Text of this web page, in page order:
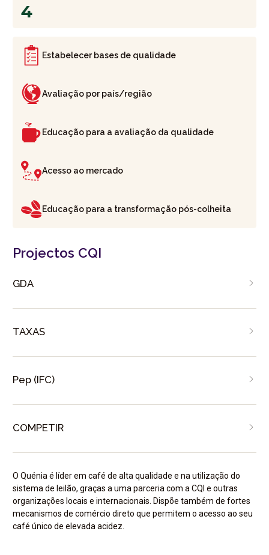
4
Estabelecer bases de qualidade
Avaliação por país/região
Educação para a avaliação da qualidade
Acesso ao mercado
Educação para a transformação pós-colheita
Projectos CQI
GDA
TAXAS
Pep (IFC)
COMPETIR
O Quénia é líder em café de alta qualidade e na utilização do
sistema de leilão, graças a uma parceria com a CQI e outras
organizações locais e internacionais. Dispõe também de fortes
mecanismos de comércio direto que permitem o acesso ao seu
café único de elevada acidez.